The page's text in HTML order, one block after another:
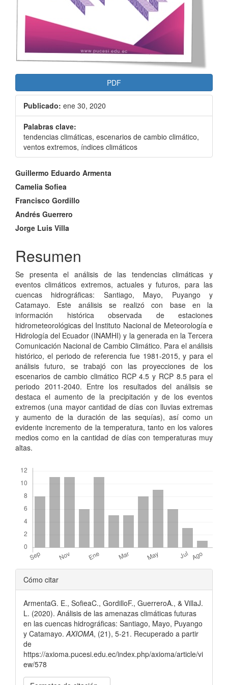
PDF
Publicado: ene 30, 2020
Palabras clave:
tendencias climáticas, escenarios de cambio climático,
ventos extremos, índices climáticos
Contenido
principal
del
artículo
Guillermo Eduardo Armenta
Camelia Sofiea
Francisco Gordillo
Andrés Guerrero
Jorge Luis Villa
Resumen
Se presenta el análisis de las tendencias climáticas y
eventos climáticos extremos, actuales y futuros, para las
cuencas hidrográficas: Santiago, Mayo, Puyango y
Catamayo. Este análisis se realizó con base en la
información histórica observada de estaciones
hidrometeorológicas del Instituto Nacional de Meteorología e
Hidrología del Ecuador (INAMHI) y la generada en la Tercera
Comunicación Nacional de Cambio Climático. Para el análisis
histórico, el periodo de referencia fue 1981-2015, y para el
análisis futuro, se trabajó con las proyecciones de los
escenarios de cambio climático RCP 4.5 y RCP 8.5 para el
periodo 2011-2040. Entre los resultados del análisis se
destaca el aumento de la precipitación y de los eventos
extremos (una mayor cantidad de días con lluvias extremas
y aumento de la duración de las sequías), así como un
evidente incremento de la temperatura, tanto en los valores
medios como en la cantidad de días con temperaturas muy
altas.
Detalles
del
artículo
Cómo citar
ArmentaG. E., SofieaC., GordilloF., GuerreroA., & VillaJ.
L. (2020). Análisis de las amenazas climáticas futuras
en las cuencas hidrográficas: Santiago, Mayo, Puyango
y Catamayo.AXIOMA, (21), 5-21. Recuperado a partir
de
https://axioma.pucesi.edu.ec/index.php/axioma/article/vi
ew/578